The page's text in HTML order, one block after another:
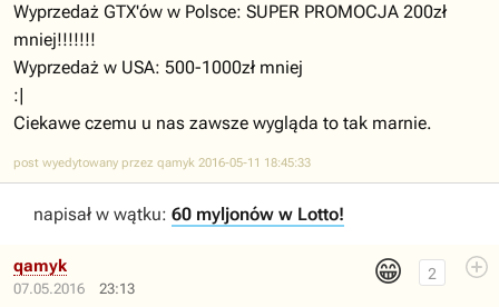
Wyprzedaż GTX'ów w Polsce: SUPER PROMOCJA 200zł
mniej!!!!!!!
Wyprzedaż w USA: 500-1000zł mniej
:|
Ciekawe czemu u nas zawsze wygląda to tak marnie.
post wyedytowany przez qamyk 2016-05-11 18:45:33
napisał w wątku: 60 myljonów w Lotto!
07.05.2016 23:13
😁 2
qamyk